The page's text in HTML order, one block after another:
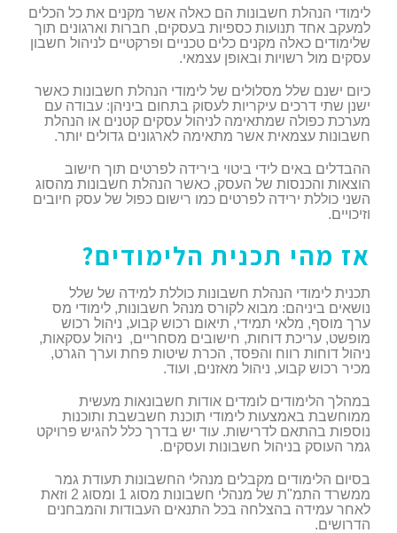
לימודי הנהלת חשבונות הם כאלה אשר מקנים את כל הכלים
למעקב אחד תנועות כספיות בעסקים, חברות וארגונים תוך
שלימודים כאלה מקנים כלים טכניים ופרקטיים לניהול חשבון
עסקים מול רשויות ובאופן עצמאי.
כיום ישנם שלל מסלולים של לימודי הנהלת חשבונות כאשר
ישנן שתי דרכים עיקריות לעסוק בתחום ביניהן: עבודה עם
מערכת כפולה שמתאימה לניהול עסקים קטנים או הנהלת
חשבונות עצמאית אשר מתאימה לארגונים גדולים יותר.
ההבדלים באים לידי ביטוי בירידה לפרטים תוך חישוב
הוצאות והכנסות של העסק, כאשר הנהלת חשבונות מהסוג
השני כוללת ירידה לפרטים כמו רישום כפול של עסק חיובים
וזיכויים.
אז מהי תכנית הלימודים?
תכנית לימודי הנהלת חשבונות כוללת למידה של שלל
נושאים ביניהם: מבוא לקורס מנהל חשבונות, לימודי מס
ערך מוסף, מלאי תמידי, תיאום רכוש קבוע, ניהול רכוש
מופשט, עריכת דוחות, חישובים מסחריים, ניהול עסקאות,
ניהול דוחות רווח והפסד, הכרת שיטות פחת וערך הגרט,
מכיר רכוש קבוע, ניהול מאזנים, ועוד.
במהלך הלימודים לומדים אודות חשבונאות מעשית
ממוחשבת באמצעות לימודי תוכנת חשבשבת ותוכנות
נוספות בהתאם לדרישות. עוד יש בדרך כלל להגיש פרויקט
גמר העוסק בניהול חשבונות ועסקים.
בסיום הלימודים מקבלים מנהלי החשבונות תעודת גמר
ממשרד התמ"ת של מנהלי חשבונות מסוג 1 ומסוג 2 וזאת
לאחר עמידה בהצלחה בכל התנאים העבודות והמבחנים
הדרושים.